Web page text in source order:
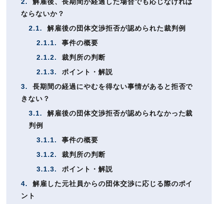
ならないか？
2.1.
解雇後の団体交渉拒否が認められた裁判例
2.1.1.
事件の概要
2.1.2.
裁判所の判断
2.1.3.
ポイント・解説
3.
長期間の経過にやむを得ない事情があると拒否で
きない？
3.1.
解雇後の団体交渉拒否が認められなかった裁
判例
3.1.1.
事件の概要
3.1.2.
裁判所の判断
3.1.3.
ポイント・解説
4.
解雇した元社員からの団体交渉に応じる際のポイ
ント